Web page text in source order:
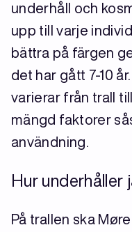
underhåll och
upp till varje
bättra på färgen
det har gått 7-10
varierar från trall
mängd faktorer
användning.
Hur underhåller
På trallen ska